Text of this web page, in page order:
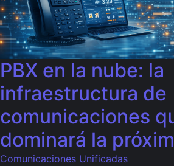
PBX en la nube: la
infraestructura de
comunicaciones
dominará la
Comunicaciones Unificadas